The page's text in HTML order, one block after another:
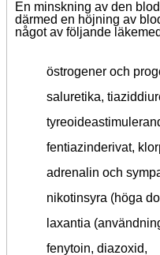
En minskning av den
därmed en höjning av
något av följande
östrogener och
saluretika,
fentiazinderivat,
adrenalin och
nikotinsyra (höga
laxantia
fenytoin, diazoxid,